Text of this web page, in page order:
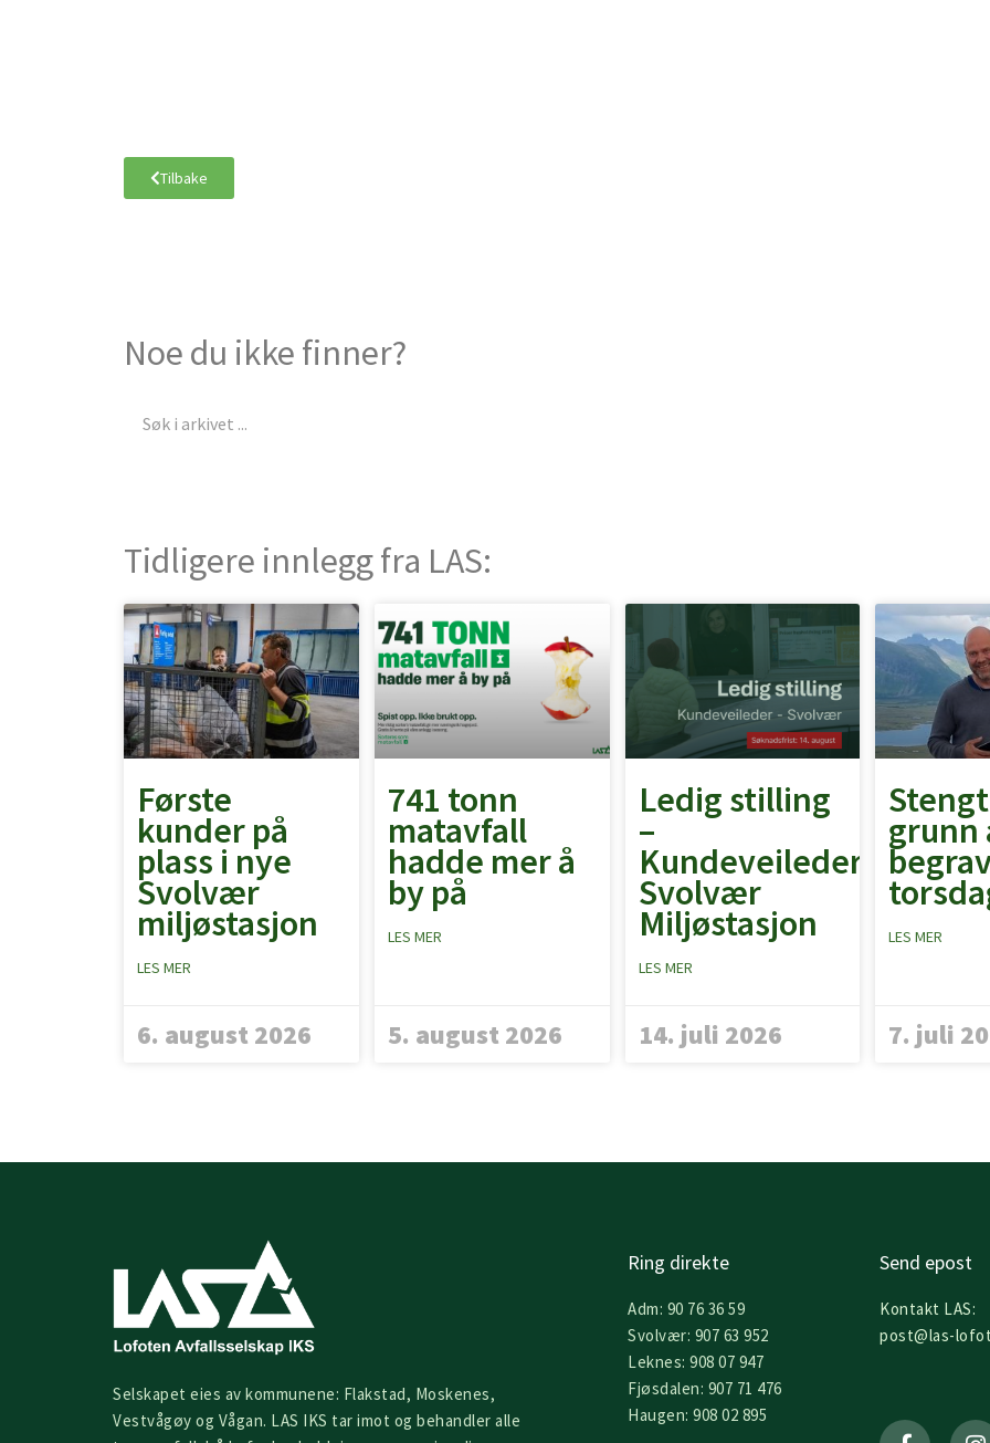
Tilbake
Noe du ikke finner?
Tidligere innlegg fra LAS:
Første
kunder på
plass i nye
Svolvær
miljøstasjon
LES MER
6. august 2026
741 tonn
matavfall
hadde mer å
by på
LES MER
5. august 2026
Ledig stilling
–
Kundeveileder
Svolvær
Miljøstasjon
LES MER
14. juli 2026
grunn
LES MER
7. juli
Selskapet eies av kommunene: Flakstad, Moskenes,
Vestvågøy og Vågan. LAS IKS tar imot og behandler alle
Ring direkte
Adm: 90 76 36 59
Svolvær: 907 63 952
Leknes: 908 07 947
Fjøsdalen: 907 71 476
Haugen: 908 02 895
Send epost
Kontakt LAS:
post@las-
a
n